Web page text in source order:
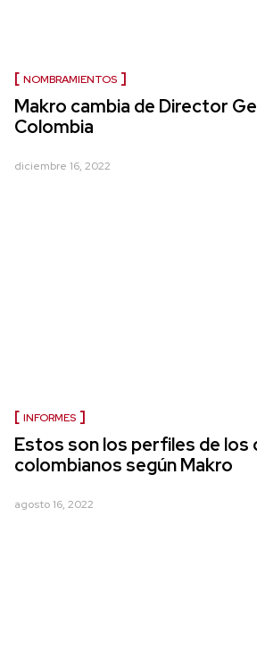
NOMBRAMIENTOS
Makro cambia de Director
Colombia
diciembre 16, 2022
INFORMES
Estos son los perfiles de los
colombianos según Makro
agosto 16, 2022